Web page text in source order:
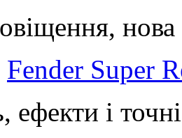
Fender Super
ефекти і